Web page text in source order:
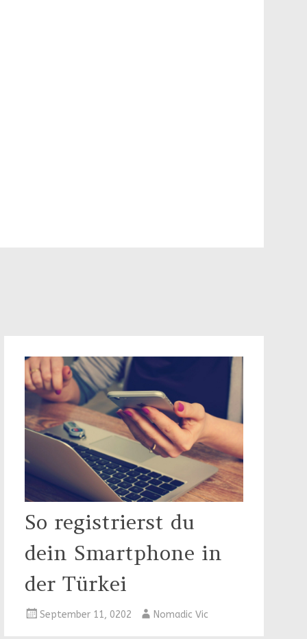
So registrierst du
dein Smartphone in
der Türkei
September 11, 0202 Nomadic Vic